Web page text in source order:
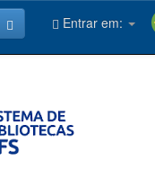
Entrar em: